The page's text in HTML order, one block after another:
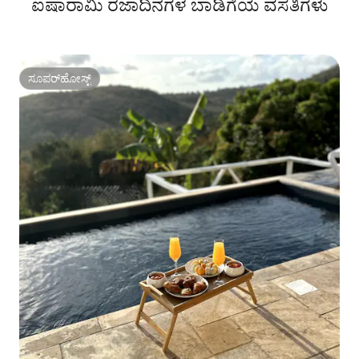
ಐಷಾರಾಮಿ ರಜಾದಿನಗಳ ಬಾಡಿಗೆಯ ವಸತಿಗಳು
ಸೂಪರ್‌ಹೋಸ್ಟ್
ಸೂಪರ್‌ಹೋಸ್ಟ್